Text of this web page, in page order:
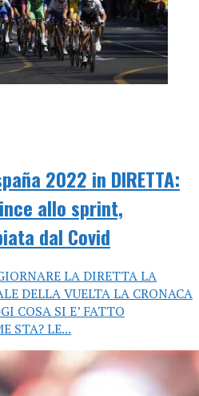
2022 in DIRETTA:
allo sprint,
dal Covid
LA DIRETTA LA
DELLA VUELTA LA CRONACA
COSA SI E’ FATTO
STA? LE...